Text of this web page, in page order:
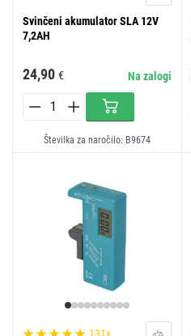
Svinčeni akumulator SLA 12V
7,2AH
24,90 € Na zalogi
Številka za naročilo: B9674